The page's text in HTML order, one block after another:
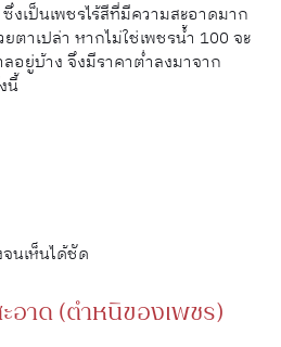
งเป็นเพชรไร้สีที่มีความสะอาดมาก
ตาเปล่า หากไม่ใช่เพชรน้ำ 100 จะ
อยู่บ้าง จึงมีราคาต่ำลงมาจาก
นี้
นเห็นได้ชัด
อาด (ตำหนิของเพชร)